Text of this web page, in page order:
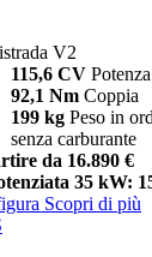
V2
115,6 CV Potenza
92,1 Nm Coppia
199 kg Peso in
senza carburante
da 16.890 €
35 kW:
Scopri di più